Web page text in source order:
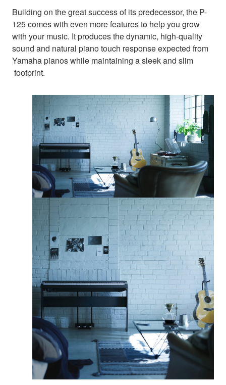
Building on the great success of its predecessor, the P-
125 comes with even more features to help you grow
with your music. It produces the dynamic, high-quality
sound and natural piano touch response expected from
Yamaha pianos while maintaining a sleek and slim
footprint.